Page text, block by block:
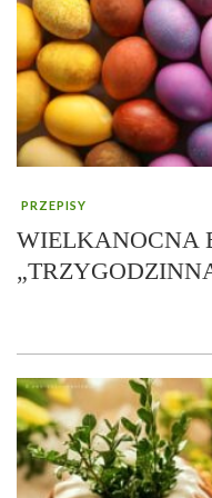
PRZEPISY
WIELKANOCNA